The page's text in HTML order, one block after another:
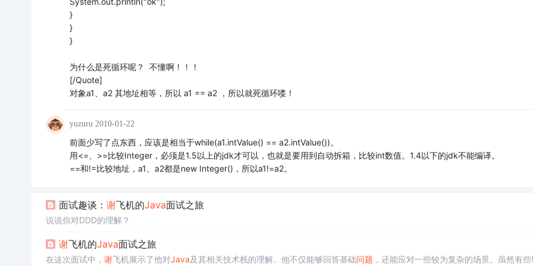
}
}
}
为什么是死循环呢？ 不懂啊！！！
[/Quote]
对象a1、a2 其地址相等，所以 a1 == a2 ，所以就死循环喽！
yuzuru 2010-01-22
前面少写了点东西，应该是相当于while(a1.intValue() == a2.intValue())。
用<=、>=比较Integer，必须是1.5以上的jdk才可以，也就是要用到自动拆箱，比较int数值。1.4以下的jdk不能编译。
==和!=比较地址，a1、a2都是new Integer()，所以a1!=a2。
面试趣谈： 谢飞机的Java面试之旅
说说你对DDD的理解？
谢飞机的Java面试之旅
在这次面试中， 谢飞机展示了他对Java及其相关技术栈的理解。他不仅能够回答基础问题 ，还能应对一些较为复杂的场景。虽然有